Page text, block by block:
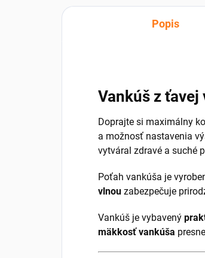
Popis
Vankúš z ťavej
Doprajte si maximálny
a možnosť nastavenia
vytváral zdravé a suché
Poťah vankúša je
vlnou zabezpečuje
Vankúš je vybavený
mäkkosť vankúša